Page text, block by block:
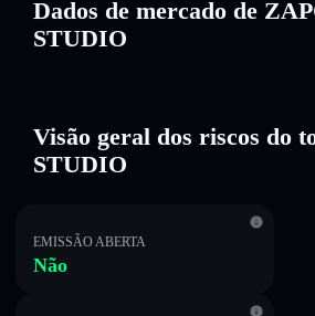
Dados de mercado de
STUDIO
Visão geral dos riscos do
STUDIO
EMISSÃO ABERTA
Não